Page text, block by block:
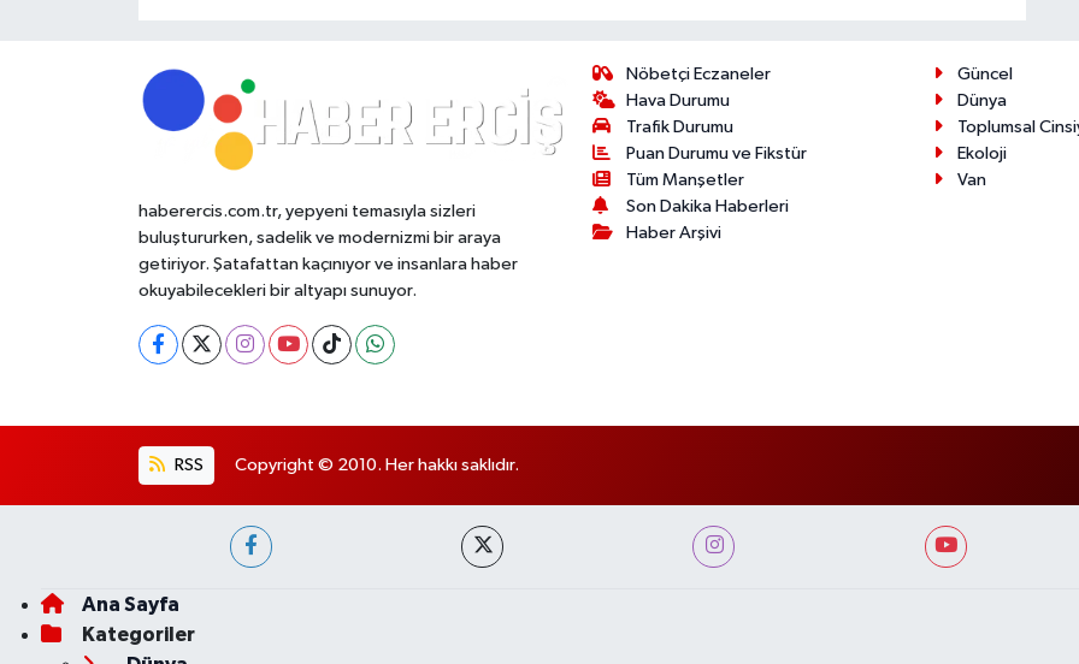
haberercis.com.tr, yepyeni temasıyla sizleri
buluştururken, sadelik ve modernizmi bir araya
getiriyor. Şatafattan kaçınıyor ve insanlara haber
okuyabilecekleri bir altyapı sunuyor.
Nöbetçi Eczaneler
Hava Durumu
Trafik Durumu
Puan Durumu ve Fikstür
Tüm Manşetler
Son Dakika Haberleri
Haber Arşivi
Güncel
Dünya
Toplumsal
Ekoloji
Van
RSS Copyright © 2010. Her hakkı saklıdır.
Ana Sayfa
Kategoriler